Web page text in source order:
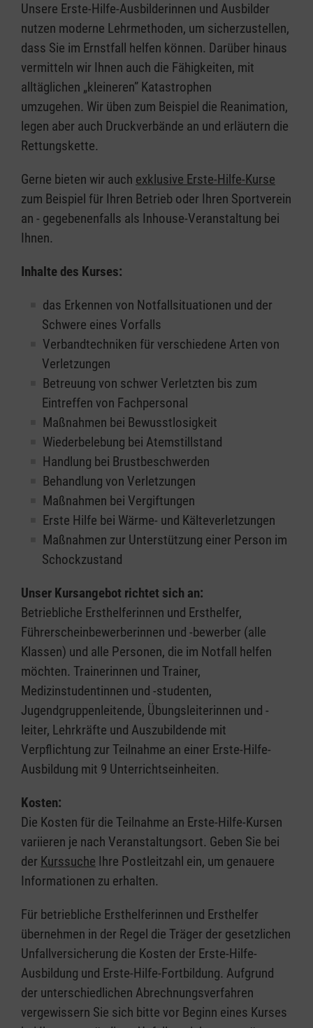
Unsere Erste-Hilfe-Ausbilderinnen und Ausbilder
nutzen moderne Lehrmethoden, um sicherzustellen,
dass Sie im Ernstfall helfen können. Darüber hinaus
vermitteln wir Ihnen auch die Fähigkeiten, mit
alltäglichen „kleineren” Katastrophen
umzugehen. Wir üben zum Beispiel die Reanimation,
legen aber auch Druckverbände an und erläutern die
Rettungskette.
Gerne bieten wir auch exklusive Erste-Hilfe-Kurse
zum Beispiel für Ihren Betrieb oder Ihren Sportverein
an - gegebenenfalls als Inhouse-Veranstaltung bei
Ihnen.
Inhalte des Kurses:
das Erkennen von Notfallsituationen und der
Schwere eines Vorfalls
Verbandtechniken für verschiedene Arten von
Verletzungen
Betreuung von schwer Verletzten bis zum
Eintreffen von Fachpersonal
Maßnahmen bei Bewusstlosigkeit
Wiederbelebung bei Atemstillstand
Handlung bei Brustbeschwerden
Behandlung von Verletzungen
Maßnahmen bei Vergiftungen
Erste Hilfe bei Wärme- und Kälteverletzungen
Maßnahmen zur Unterstützung einer Person im
Schockzustand
Unser Kursangebot richtet sich an:
Betriebliche Ersthelferinnen und Ersthelfer,
Führerscheinbewerberinnen und -bewerber (alle
Klassen) und alle Personen, die im Notfall helfen
möchten. Trainerinnen und Trainer,
Medizinstudentinnen und -studenten,
Jugendgruppenleitende, Übungsleiterinnen und -
leiter, Lehrkräfte und Auszubildende mit
Verpflichtung zur Teilnahme an einer Erste-Hilfe-
Ausbildung mit 9 Unterrichtseinheiten.
Kosten:
Die Kosten für die Teilnahme an Erste-Hilfe-Kursen
variieren je nach Veranstaltungsort. Geben Sie bei
der Kurssuche Ihre Postleitzahl ein, um genauere
Informationen zu erhalten.
Für betriebliche Ersthelferinnen und Ersthelfer
übernehmen in der Regel die Träger der gesetzlichen
Unfallversicherung die Kosten der Erste-Hilfe-
Ausbildung und Erste-Hilfe-Fortbildung. Aufgrund
der unterschiedlichen Abrechnungsverfahren
vergewissern Sie sich bitte vor Beginn eines Kurses